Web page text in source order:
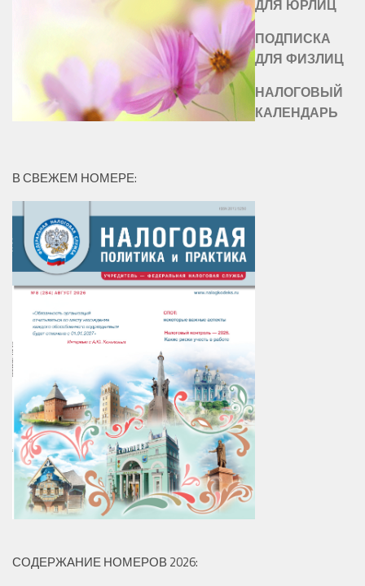
ДЛЯ ЮРЛИЦ
ПОДПИСКА
ДЛЯ ФИЗЛИЦ
НАЛОГОВЫЙ
КАЛЕНДАРЬ
В СВЕЖЕМ НОМЕРЕ:
СОДЕРЖАНИЕ НОМЕРОВ 2026: